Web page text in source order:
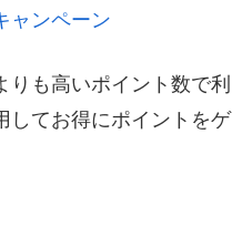
ャンペーン
も高いポイント数で利
してお得にポイントをゲ